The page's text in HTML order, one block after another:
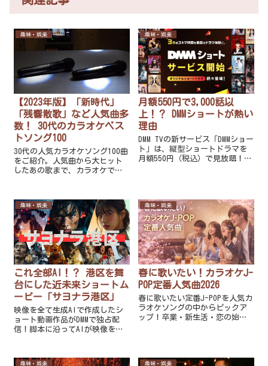
趣味・娯楽
【2023年版】「新時代」
「残響散歌」など人気曲多
数！ 30代のカラオケベス
トソング100
30代の人気カラオケソング100曲
をご紹介。人気曲から大ヒット
したあの歌まで、カラオケで歌
趣味・娯楽
月額550円で3,000話以
上！？ DMMショートが熱い
理由
DMM TVの新サービス「DMMショー
ト」は、縦型ショートドラマを
月額550円（税込）で見放題！ス
ようなコンテンツがラインナッ
プされているのかについてもご
紹介します！
趣味・娯楽
これ全部AI！？ 港区を舞
台にした近未来ショートム
ービー「サヨナラ港区」
映像を全て生成AIで作成したシ
ョート動画作品がDMMで独占配
信！脚本に沿ってAIが映像を素
楽しめます。その概要や配信先
趣味・娯楽
春に歌いたい！カラオケJ-
POP定番人気曲2026
春に歌いたい定番J-POPを人気カ
ラオケソングの中からピックア
ップ！卒業・新生活・恋の始ま
趣味・娯楽 趣味・娯楽